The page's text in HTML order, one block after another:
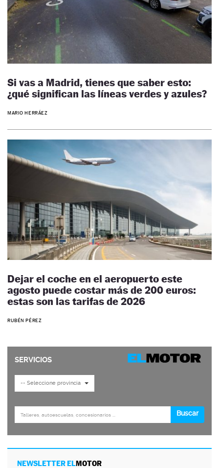
Si vas a Madrid, tienes que saber esto:
¿qué significan las líneas verdes y azules?
MARIO HERRÁEZ
Dejar el coche en el aeropuerto este
agosto puede costar más de 200 euros:
estas son las tarifas de 2026
RUBÉN PÉREZ
NEWSLETTER ELMOTOR